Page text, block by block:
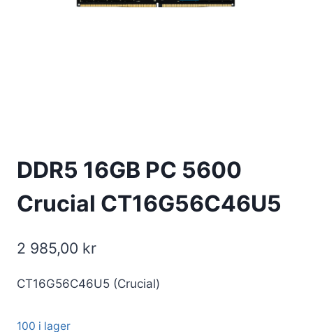
DDR5 16GB PC 5600
Crucial CT16G56C46U5
2 985,00 kr
CT16G56C46U5 (Crucial)
100 i lager